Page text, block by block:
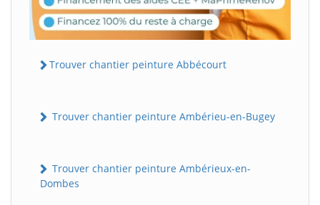
Trouver chantier peinture Abbécourt
Trouver chantier peinture Ambérieu-en-Bugey
Trouver chantier peinture Ambérieux-en-
Dombes